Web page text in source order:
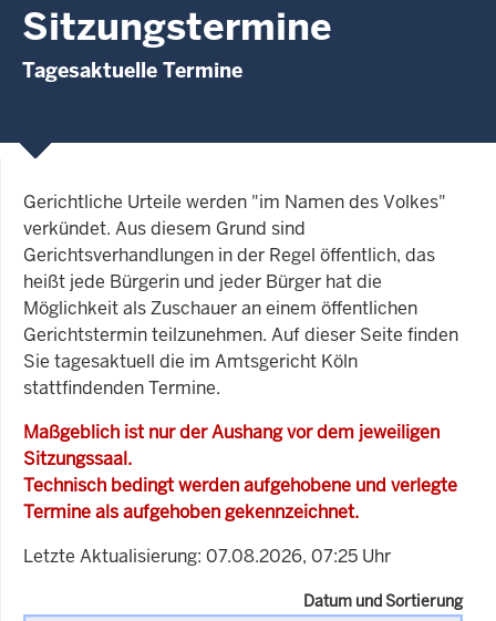
Sitzungstermine
Tagesaktuelle Termine
Gerichtliche Urteile werden "im Namen des Volkes"
verkündet. Aus diesem Grund sind
Gerichtsverhandlungen in der Regel öffentlich, das
heißt jede Bürgerin und jeder Bürger hat die
Möglichkeit als Zuschauer an einem öffentlichen
Gerichtstermin teilzunehmen. Auf dieser Seite finden
Sie tagesaktuell die im Amtsgericht Köln
stattfindenden Termine.
Maßgeblich ist nur der Aushang vor dem jeweiligen
Sitzungssaal.
Technisch bedingt werden aufgehobene und verlegte
Termine als aufgehoben gekennzeichnet.
Letzte Aktualisierung: 07.08.2026, 07:25 Uhr
Datum und Sortierung